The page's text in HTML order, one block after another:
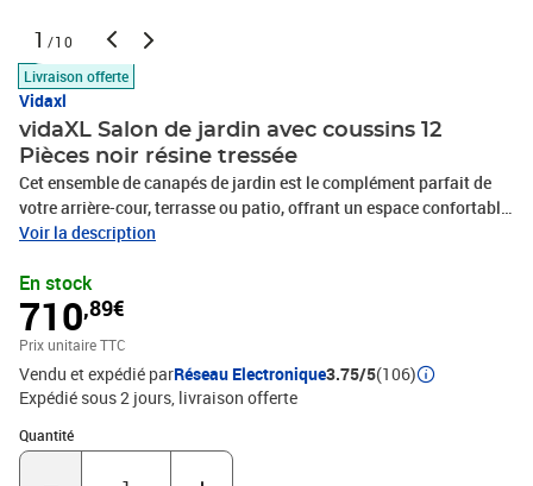
1 /10
Livraison offerte
Vidaxl
vidaXL Salon de jardin avec coussins 12
Pièces noir résine tressée
Cet ensemble de canapés de jardin est le complément parfait de
votre arrière-cour, terrasse ou patio, offrant un espace confortable
et accueillant pour discuter avec la famille et les amis ou
la résine tressée, également connue sous le nom de poly rotin, est
un matériau synthétique solide et nécessitant peu d'entretien qui
ressemble au rotin naturel. Elle est légère, facile à nettoyer et
couramment utilisée pour les meubles d'extérieur en raison de sa
durabilité et de ses propriétés de résistance aux
intempéries.Expérience d'assise confortable : ce mobilier
d'extérieur, doté de coussins épais, offre une expérience d'assise
confortable.Housse amovible et lavable : ces coussins de siège
Voir la description
En stock
710,89€
Prix unitaire TTC
Vendu et expédié parRéseau Electronique3.75/5(106)
Expédié sous 2 jours livraison offerte
Quantité
Quantité : 1